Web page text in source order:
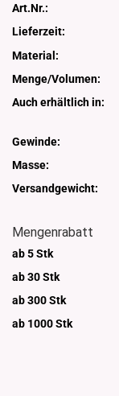
Art.Nr.:
Lieferzeit:
Material:
Menge/Volumen:
Auch erhältlich in:
Gewinde:
Masse:
Versandgewicht:
Mengenrabatt
ab 5 Stk
ab 30 Stk
ab 300 Stk
ab 1000Stk